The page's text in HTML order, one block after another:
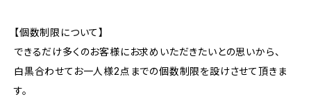
【個数制限について】
できるだけ多くのお客様にお求めいただきたいとの思いから、
白黒合わせてお一人様2点までの個数制限を設けさせて頂きま
す。